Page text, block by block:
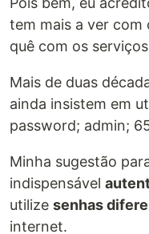
tem mais a ver com
quê com os
Mais de duas
ainda insistem em
password; admin;
Minha sugestão
indispensável
utilize senhas
internet.